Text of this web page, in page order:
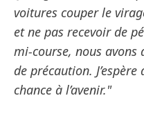
voitures couper le
et ne pas recevoir de
mi-course, nous avons
de précaution.
chance à l’avenir."